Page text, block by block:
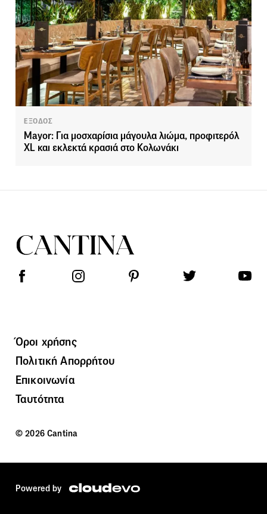
ΕΞΟΔΟΣ
Mayor: Για μοσχαρίσια μάγουλα λιώμα, προφιτερόλ
XL και εκλεκτά κρασιά στο Κολωνάκι
Όροι χρήσης
Πολιτική Απορρήτου
Επικοινωνία
Ταυτότητα
© 2026 Cantina
Powered by